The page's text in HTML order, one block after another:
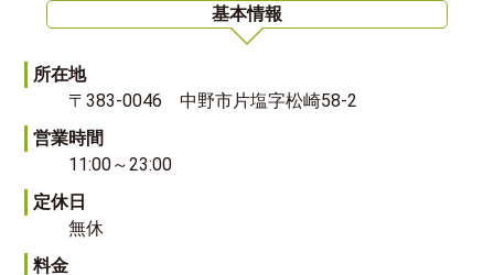
基本情報
所在地
〒383-0046 中野市片塩字松崎58-2
営業時間
11:00～23:00
定休日
無休
料金